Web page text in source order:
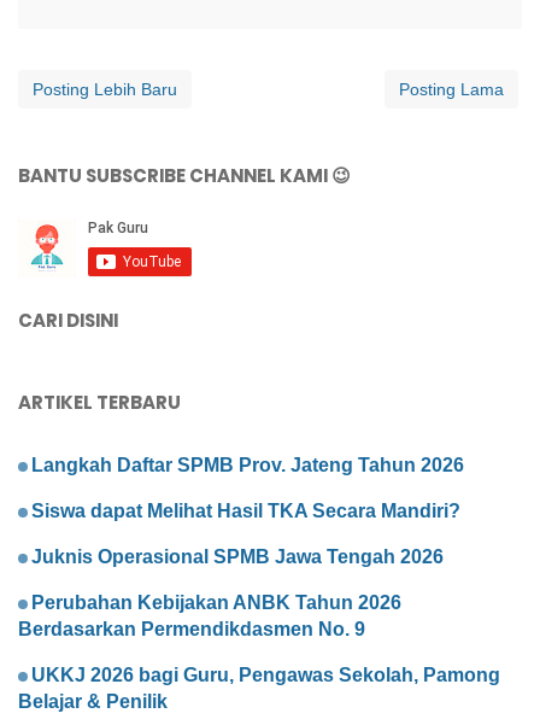
Posting Lebih Baru Posting Lama
BANTU SUBSCRIBE CHANNEL KAMI 😉
CARI DISINI
ARTIKEL TERBARU
Langkah Daftar SPMB Prov. Jateng Tahun 2026
Siswa dapat Melihat Hasil TKA Secara Mandiri?
Juknis Operasional SPMB Jawa Tengah 2026
Perubahan Kebijakan ANBK Tahun 2026
Berdasarkan Permendikdasmen No. 9
UKKJ 2026 bagi Guru, Pengawas Sekolah, Pamong
Belajar & Penilik